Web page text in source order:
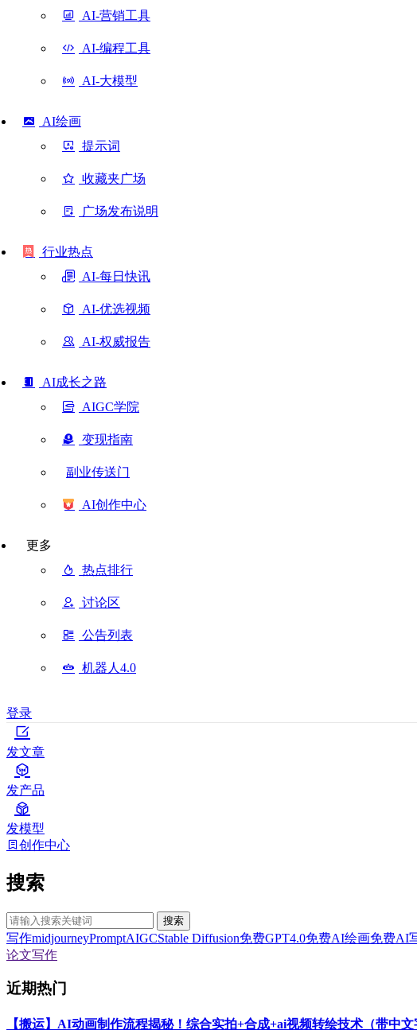
AI-营销工具
AI-编程工具
AI-大模型
AI绘画
提示词
收藏夹广场
广场发布说明
行业热点
AI-每日快讯
AI-优选视频
AI-权威报告
AI成长之路
AIGC学院
变现指南
副业传送门
AI创作中心
更多
热点排行
讨论区
公告列表
机器人4.0
登录
发文章
发产品
发模型
创作中心
搜索
搜索
写作midjourneyPromptAIGCStable Diffusion免费GPT4.0免费AI绘画免费AI
论文写作
近期热门
【搬运】AI动画制作流程揭秘！综合实拍+合成+ai视频转绘技术（带中文